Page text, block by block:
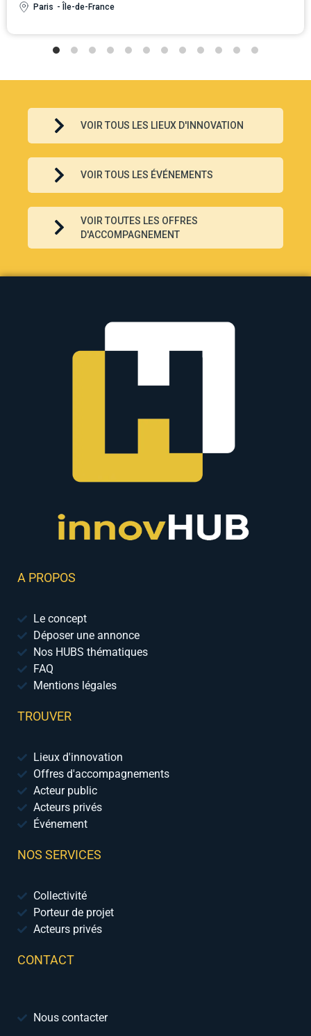
Paris - Île-de-France
VOIR TOUS LES LIEUX D'INNOVATION
VOIR TOUS LES ÉVÉNEMENTS
VOIR TOUTES LES OFFRES
D'ACCOMPAGNEMENT
A PROPOS
Le concept
Déposer une annonce
Nos HUBS thématiques
FAQ
Mentions légales
TROUVER
Lieux d'innovation
Offres d'accompagnements
Acteur public
Acteurs privés
Événement
NOS SERVICES
Collectivité
Porteur de projet
Acteurs privés
CONTACT
Nous contacter